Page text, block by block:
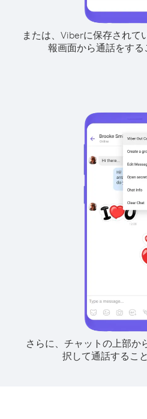
または、Viberに保存されて
報画面から通話をする
さらに、チャットの上部か
択して通話するこ